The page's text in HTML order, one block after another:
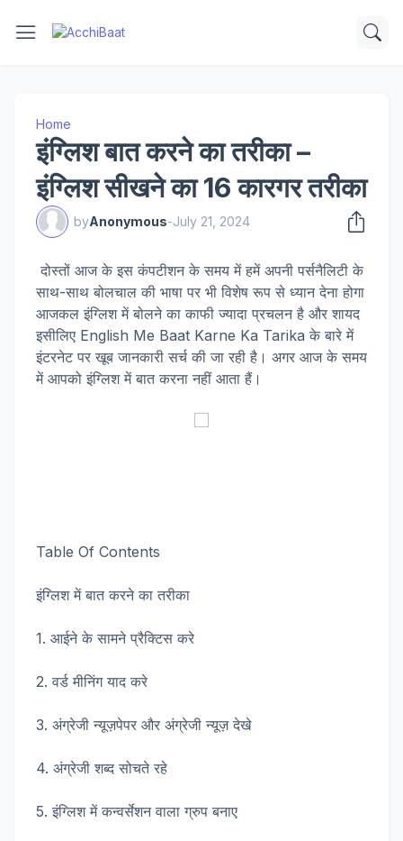
Home
इंग्लिश बात करने का तरीका –
इंग्लिश सीखने का 16 कारगर तरीका
byAnonymous-July 21, 2024
दोस्तों आज के इस कंपटीशन के समय में हमें अपनी पर्सनैलिटी के
साथ-साथ बोलचाल की भाषा पर भी विशेष रूप से ध्यान देना होगा
आजकल इंग्लिश में बोलने का काफी ज्यादा प्रचलन है और शायद
इसीलिए English Me Baat Karne Ka Tarika के बारे में
इंटरनेट पर खूब जानकारी सर्च की जा रही है। अगर आज के समय
में आपको इंग्लिश में बात करना नहीं आता हैं।
Table Of Contents
इंग्लिश में बात करने का तरीका
1. आईने के सामने प्रैक्टिस करे
2. वर्ड मीनिंग याद करे
3. अंग्रेजी न्यूज़पेपर और अंग्रेजी न्यूज़ देखे
4. अंग्रेजी शब्द सोचते रहे
5. इंग्लिश में कन्वर्सेशन वाला ग्रुप बनाए